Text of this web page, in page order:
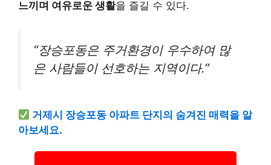
느끼며 여유로운 생활을 즐길 수 있다.
“장승포동은 주거환경이 우수하여 많
은 사람들이 선호하는 지역이다.”
거제시 장승포동 아파트 단지의 숨겨진 매력을 알
아보세요.